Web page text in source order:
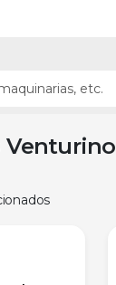
Venturino